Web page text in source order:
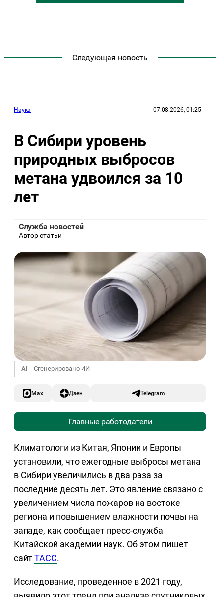
Следующая новость
Наука 07.08.2026, 01:25
В Сибири уровень
природных выбросов
метана удвоился за 10
лет
Служба новостей
Автор статьи
AI Сгенерировано ИИ
Max Дзен Telegram
Главные работодатели
Климатологи из Китая, Японии и Европы
установили, что ежегодные выбросы метана
в Сибири увеличились в два раза за
последние десять лет. Это явление связано с
увеличением числа пожаров на востоке
региона и повышением влажности почвы на
западе, как сообщает пресс-служба
Китайской академии наук. Об этом пишет
сайтТАСС.
Исследование, проведенное в 2021 году,